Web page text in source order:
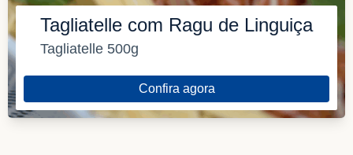
Tagliatelle com Ragu de Linguiça
Tagliatelle 500g
Confira agora